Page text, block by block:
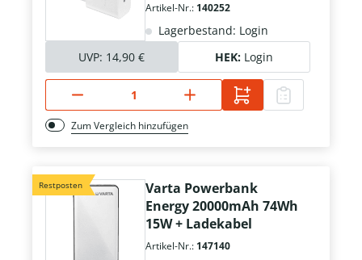
Artikel-Nr.: 140252
Lagerbestand: Login
UVP: 14,90 € HEK: Login
Zum Vergleich hinzufügen
Restposten
Varta Powerbank
Energy 20000mAh 74Wh
15W + Ladekabel
Artikel-Nr.: 147140